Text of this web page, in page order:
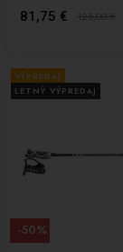
81,75 € 125,00€
VÝPREDAJ
LETNÝ VÝPREDAJ
-50%